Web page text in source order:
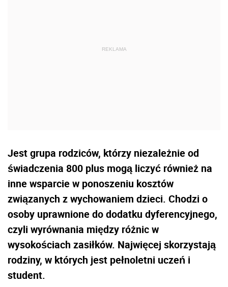
Jest grupa rodziców, którzy niezależnie od
świadczenia 800 plus mogą liczyć również na
inne wsparcie w ponoszeniu kosztów
związanych z wychowaniem dzieci. Chodzi o
osoby uprawnione do dodatku dyferencyjnego,
czyli wyrównania między różnic w
wysokościach zasiłków. Najwięcej skorzystają
rodziny, w których jest pełnoletni uczeń i
student.